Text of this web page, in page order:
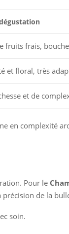
fruits frais,
et floral, très
et de
en complexité
Pour le
précision de la
soin.